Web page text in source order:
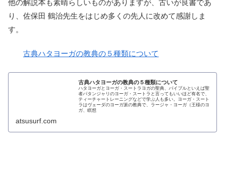
他の解説本も素晴らしいものがありますが、古いが良書であ
り、佐保田 鶴治先生をはじめ多くの先人に改めて感謝しま
す。
古典ハタヨーガの教典の５種類について
古典ハタヨーガの教典の５種類について
ハタヨーガとヨーガ・スートラヨガの聖典、バイブルといえば聖
者パタンジャリのヨーガ・スートラと言ってもいいほど有名で、
ティーチャートレーニングなどで学ぶ人も多い。ヨーガ・スート
ラはヴェーダのヨーガ派の教典で、ラージャ・ヨーガ（王様のヨ
ガ、瞑想
atsusurf.com